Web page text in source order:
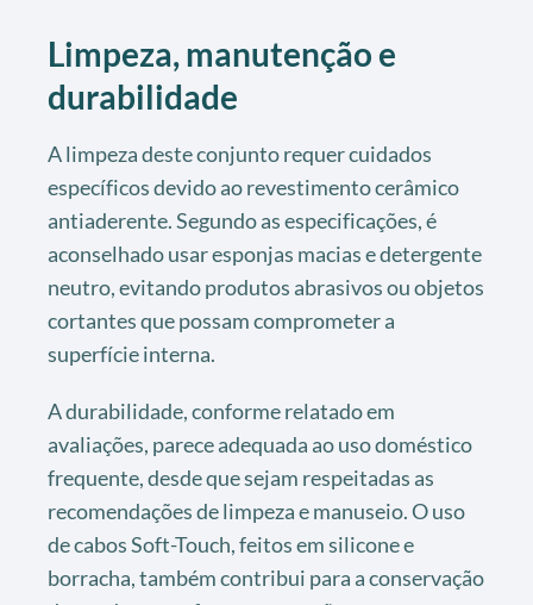
Limpeza, manutenção e
durabilidade
A limpeza deste conjunto requer cuidados
específicos devido ao revestimento cerâmico
antiaderente. Segundo as especificações, é
aconselhado usar esponjas macias e detergente
neutro, evitando produtos abrasivos ou objetos
cortantes que possam comprometer a
superfície interna.
A durabilidade, conforme relatado em
avaliações, parece adequada ao uso doméstico
frequente, desde que sejam respeitadas as
recomendações de limpeza e manuseio. O uso
de cabos Soft-Touch, feitos em silicone e
borracha, também contribui para a conservação